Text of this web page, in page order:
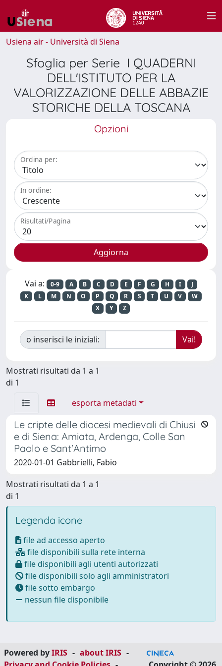
Usiena air - Università di Siena
Sfoglia per Serie I QUADERNI
DELL'ISTITUTO PER LA
VALORIZZAZIONE DELLE ABBAZIE
STORICHE DELLA TOSCANA
Opzioni
Ordina per:
In ordine:
Risultati/Pagina
Vai a: 0-9 A B C D E F G H I
J
K
L M N O P Q R S T U V
W
X
Y Z
o inserisci le iniziali:
Mostrati risultati da 1 a 1
di 1
esporta metadati
Le cripte delle diocesi medievali di Chiusi
e di Siena: Amiata, Ardenga, Colle San
Paolo e Sant'Antimo
2020-01-01 Gabbrielli, Fabio
Mostrati risultati da 1 a 1
di 1
Legenda icone
file ad accesso aperto
file disponibili sulla rete interna
file disponibili agli utenti autorizzati
file disponibili solo agli amministratori
file sotto embargo
nessun file disponibile
Powered byIRIS - about IRIS -